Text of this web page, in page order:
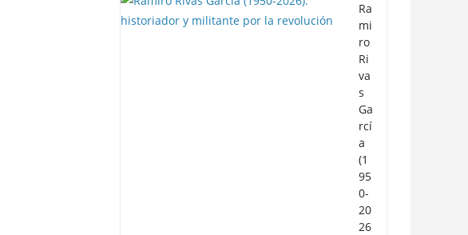
Ra
mi
ro
Ri
va
s
Ga
rcí
a
(1
95
0-
20
26